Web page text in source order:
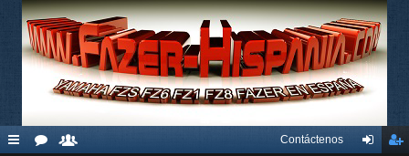
Contáctenos